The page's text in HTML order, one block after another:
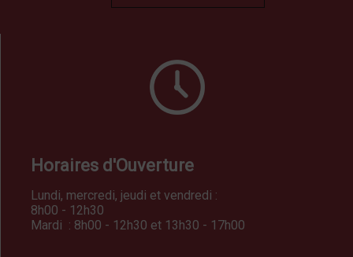
Horaires d'Ouverture
Lundi, mercredi, jeudi et vendredi :
8h00 - 12h30
Mardi : 8h00 - 12h30 et 13h30 - 17h00